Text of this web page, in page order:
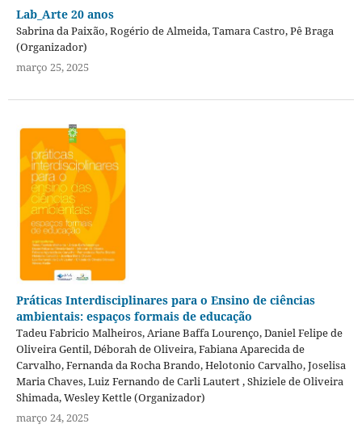
Lab_Arte 20 anos
Sabrina da Paixão, Rogério de Almeida, Tamara Castro, Pê Braga
(Organizador)
março 25, 2025
Práticas Interdisciplinares para o Ensino de ciências
ambientais: espaços formais de educação
Tadeu Fabricio Malheiros, Ariane Baffa Lourenço, Daniel Felipe de
Oliveira Gentil, Déborah de Oliveira, Fabiana Aparecida de
Carvalho, Fernanda da Rocha Brando, Helotonio Carvalho, Joselisa
Maria Chaves, Luiz Fernando de Carli Lautert , Shiziele de Oliveira
Shimada, Wesley Kettle (Organizador)
março 24, 2025